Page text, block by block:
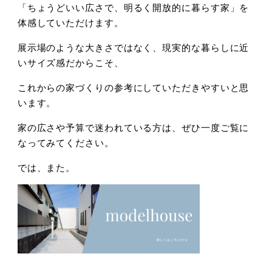
「ちょうどいい広さで、明るく開放的に暮らす家」を
体感していただけます。
展示場のような大きさではなく、現実的な暮らしに近
いサイズ感だからこそ、
これからの家づくりの参考にしていただきやすいと思
います。
家の広さや予算で迷われている方は、ぜひ一度ご覧に
なってみてください。
では、また。